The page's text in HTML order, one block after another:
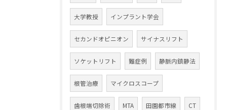
大学教授 インプラント学会
セカンドオピニオン サイナスリフト
ソケットリフト 難症例 静脈内鎮静法
根管治療 マイクロスコープ
歯根端切除術 MTA 田園都市線 CT